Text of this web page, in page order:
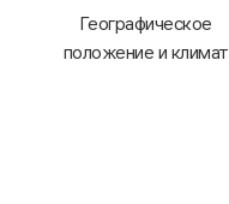
Географическое
положение и климат